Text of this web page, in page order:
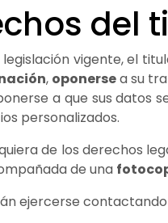
vigente, el
, oponersea su
a que sus datos
personalizados.
de los derechos
de una
ejercerse